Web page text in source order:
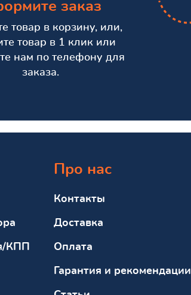
заказ
товар в корзину, или,
товар в 1 клик или
нам по телефону для
заказа.
КПП
Про нас
Контакты
Доставка
Оплата
Гарантия и рекомендации